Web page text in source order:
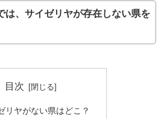
は、サイゼリヤが存在しない県を
目次
リヤがない県はどこ？